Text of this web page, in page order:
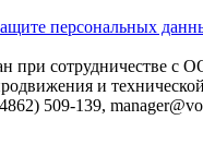
персональных
при сотрудничестве с
и
509-139,